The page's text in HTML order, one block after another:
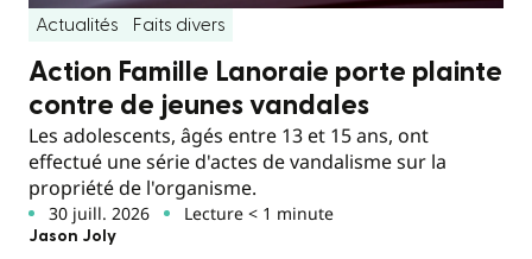
Actualités Faits divers
Action Famille Lanoraie porte plainte
contre de jeunes vandales
Les adolescents, âgés entre 13 et 15 ans, ont
effectué une série d'actes de vandalisme sur la
propriété de l'organisme.
30 juill. 2026 Lecture < 1 minute
Jason Joly